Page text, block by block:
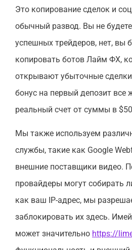
Это копирование сделок и
обычный развод. Вы не
успешных трейдеров, нет, вы
копировать ботов Лайм ФХ,
открывают убыточные
бонус на первый депозит все
реальный счет от суммы в
Мы также используем
службы, такие как Google
внешние поставщики видео.
провайдеры могут собирать
как ваш IP-адрес, мы
заблокировать их здесь.
может значительно https://